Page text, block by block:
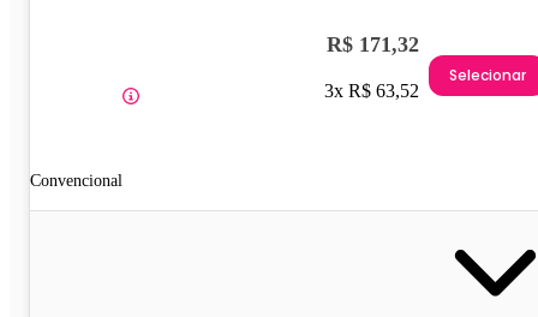
Convencional
R$ 171,32
3x R$ 63,52
Selecionar